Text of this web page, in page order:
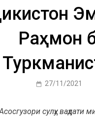
Раҳмон
27/11/2021
сулҳу